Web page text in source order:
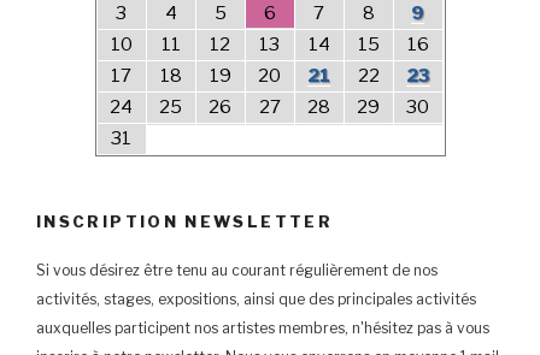
3
4 5 6 7 8
9
10
11 12 13 14 15
16
17
18 19 20 21 22
23
24
25 26 27 28 29
30
31
INSCRIPTION NEWSLETTER
Si vous désirez être tenu au courant régulièrement de nos
activités, stages, expositions, ainsi que des principales activités
auxquelles participent nos artistes membres, n'hésitez pas à vous